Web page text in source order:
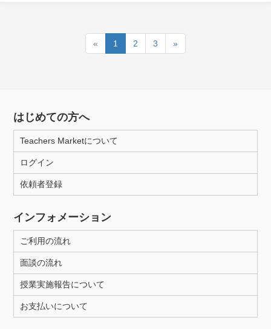
« 1 2 3 »
はじめての方へ
Teachers Marketについて
ログイン
依頼者登録
インフォメーション
ご利用の流れ
面談の流れ
授業実施報告について
お支払いについて